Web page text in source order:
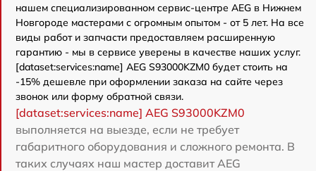
нашем специализированном сервис-центре AEG в Нижнем
Новгороде мастерами с огромным опытом - от 5 лет. На все
виды работ и запчасти предоставляем расширенную
гарантию - мы в сервисе уверены в качестве наших услуг.
[dataset:services:name] AEG S93000KZM0 будет стоить на
-15% дешевле при оформлении заказа на сайте через
звонок или форму обратной связи.
[dataset:services:name] AEG S93000KZM0
выполняется на выезде, если не требует
габаритного оборудования и сложного ремонта. В
таких случаях наш мастер доставит AEG